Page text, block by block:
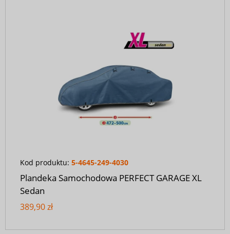
Kod produktu: 5-4645-249-4030
Plandeka Samochodowa PERFECT GARAGE XL
Sedan
389,90 zł